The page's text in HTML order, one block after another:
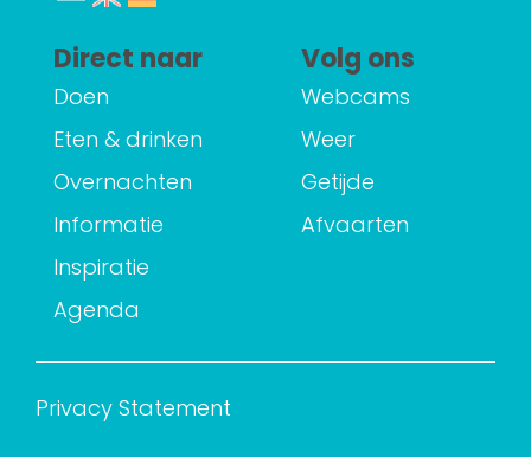
Direct naar
Doen
Eten & drinken
Overnachten
Informatie
Inspiratie
Agenda
Volg ons
Webcams
Weer
Getijde
Afvaarten
Privacy Statement